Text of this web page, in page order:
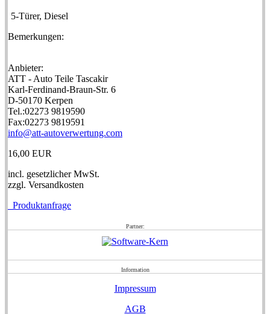
5-Türer, Diesel
Bemerkungen:
Anbieter:
ATT - Auto Teile Tascakir
Karl-Ferdinand-Braun-Str. 6
D-50170 Kerpen
Tel.:02273 9819590
Fax:02273 9819591
info@att-autoverwertung.com
16,00 EUR
incl. gesetzlicher MwSt.
zzgl. Versandkosten
Produktanfrage
Partner:
Information
Impressum
AGB